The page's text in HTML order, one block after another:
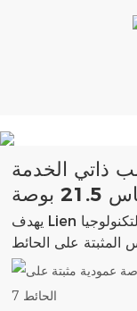
ذاتي الخدمة